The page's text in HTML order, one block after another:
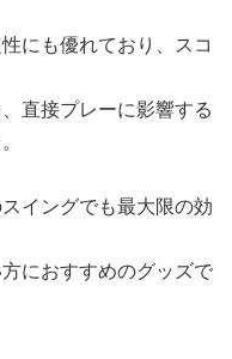
にも優れており、スコ
直接プレーに影響する
イングでも最大限の効
におすすめのグッズで